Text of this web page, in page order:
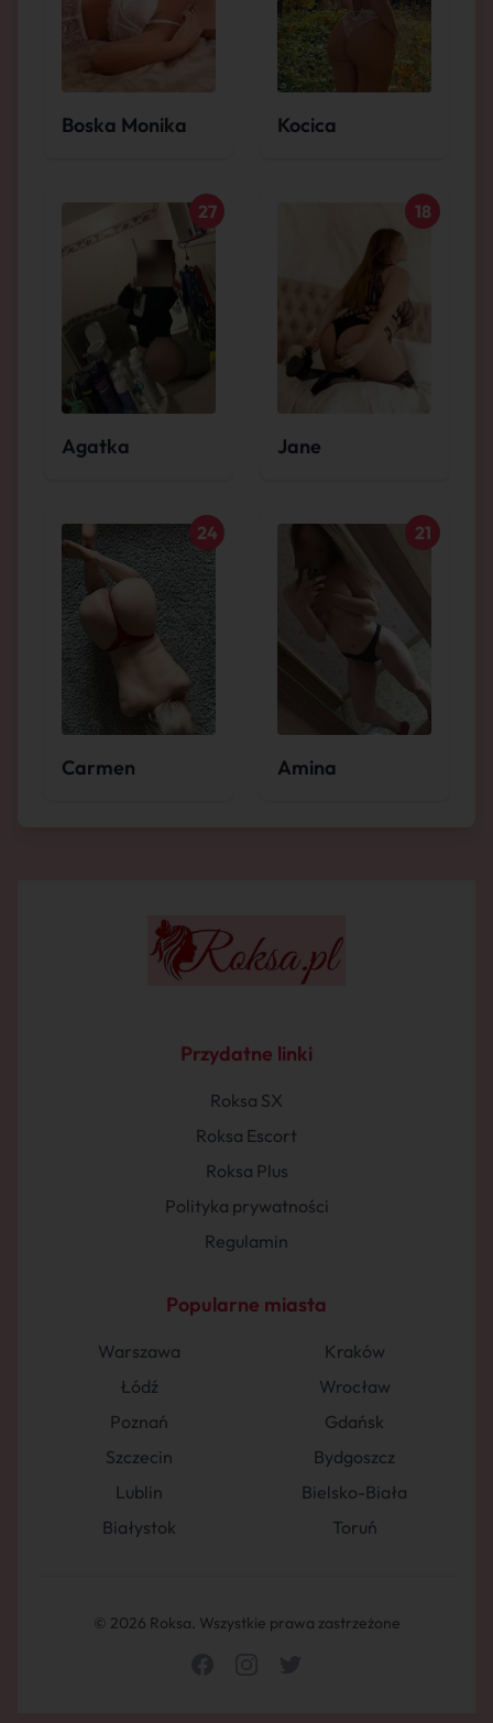
Boska Monika Kocica
Agatka
27
Jane
18
Carmen
24
Amina
21
Przydatne linki
Roksa SX
Roksa Escort
Roksa Plus
Polityka prywatności
Regulamin
Popularne miasta
Warszawa
Kraków
Łódź
Wrocław
Poznań
Gdańsk
Szczecin
Bydgoszcz
Lublin
Bielsko-Biała
Białystok
Toruń
© 2026 Roksa. Wszystkie prawa zastrzeżone